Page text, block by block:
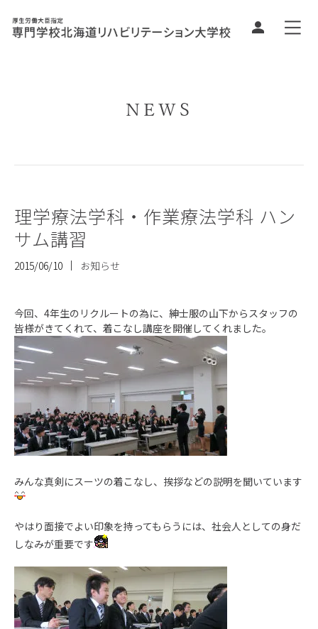
NEWS
理学療法学科・作業療法学科 ハン
サム講習
2015/06/10 お知らせ
今回、4年生のリクルートの為に、紳士服の山下からスタッフの
皆様がきてくれて、着こなし講座を開催してくれました。
みんな真剣にスーツの着こなし、挨拶などの説明を聞いています
やはり面接でよい印象を持ってもらうには、社会人としての身だ
しなみが重要です